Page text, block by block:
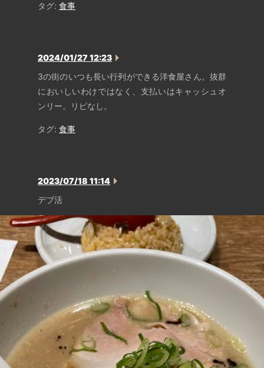
タグ: 食事
2024/01/27 12:23
3の街のいつも長い行列ができる洋食屋さん。抜群
においしいわけではなく、支払いはキャッシュオ
ンリー。リピなし。
タグ: 食事
2023/07/18 11:14
デブ活